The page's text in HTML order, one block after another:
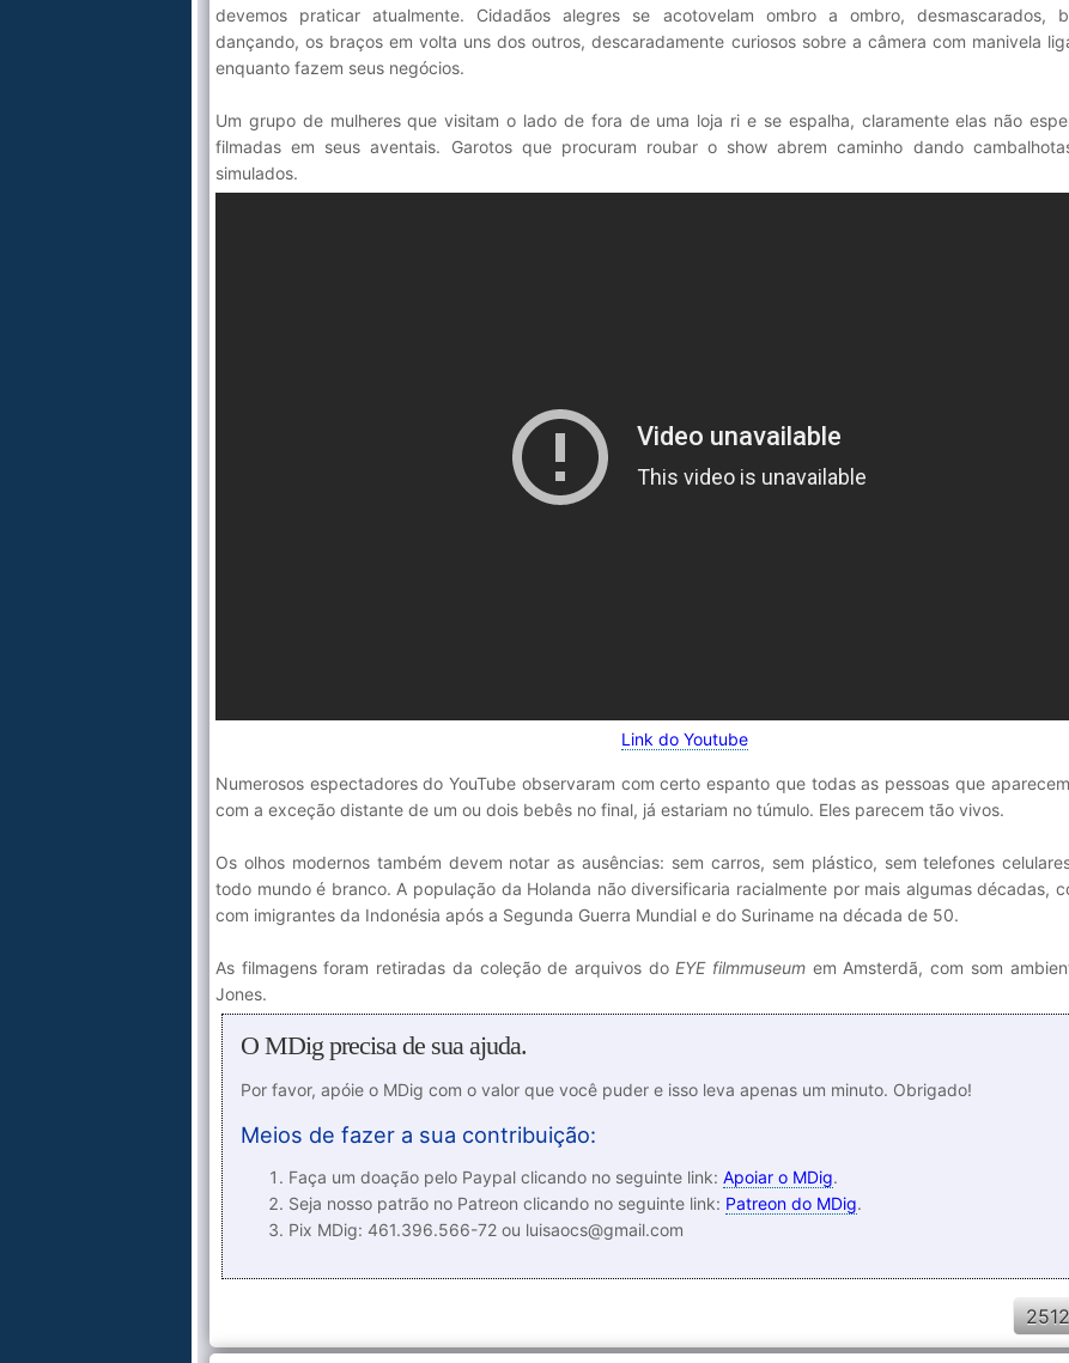
devemos praticar atualmente. Cidadãos alegres se acotovelam ombro a ombro, desmascarados,
dançando, os braços em volta uns dos outros, descaradamente curiosos sobre a câmera com manivela
enquanto fazem seus negócios.
Um grupo de mulheres que visitam o lado de fora de uma loja ri e se espalha, claramente elas não
filmadas em seus aventais. Garotos que procuram roubar o show abrem caminho dando
simulados.
Link do Youtube
Numerosos espectadores do YouTube observaram com certo espanto que todas as pessoas que
com a exceção distante de um ou dois bebês no final, já estariam no túmulo. Eles parecem tão vivos.
Os olhos modernos também devem notar as ausências: sem carros, sem plástico, sem telefones
todo mundo é branco. A população da Holanda não diversificaria racialmente por mais algumas décadas,
com imigrantes da Indonésia após a Segunda Guerra Mundial e do Suriname na década de 50.
As filmagens foram retiradas da coleção de arquivos doEYE filmmuseum em Amsterdã, com som
Jones.
O MDig precisa de sua ajuda.
Por favor, apóie o MDig com o valor que você puder e isso leva apenas um minuto. Obrigado!
Meios de fazer a sua contribuição:
Faça um doação pelo Paypal clicando no seguinte link: Apoiar o MDig.
Seja nosso patrão no Patreon clicando no seguinte link: Patreon do MDig.
Pix MDig: 461.396.566-72 ou luisaocs@gmail.com